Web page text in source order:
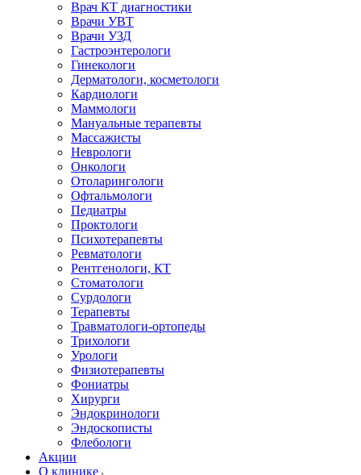
Врач КТ диагностики
Врачи УВТ
Врачи УЗД
Гастроэнтерологи
Гинекологи
Дерматологи, косметологи
Кардиологи
Маммологи
Мануальные терапевты
Массажисты
Неврологи
Онкологи
Отоларингологи
Офтальмологи
Педиатры
Проктологи
Психотерапевты
Ревматологи
Рентгенологи, КТ
Стоматологи
Сурдологи
Терапевты
Травматологи-ортопеды
Трихологи
Урологи
Физиотерапевты
Фониатры
Хирурги
Эндокринологи
Эндоскописты
Флебологи
Акции
О клинике